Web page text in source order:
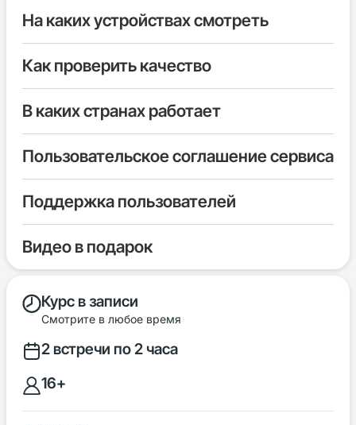
На каких устройствах смотреть
Как проверить качество
В каких странах работает
Пользовательское соглашение сервиса
Поддержка пользователей
Видео в подарок
Курс в записи
Смотрите в любое время
2 встречи по 2 часа
16+